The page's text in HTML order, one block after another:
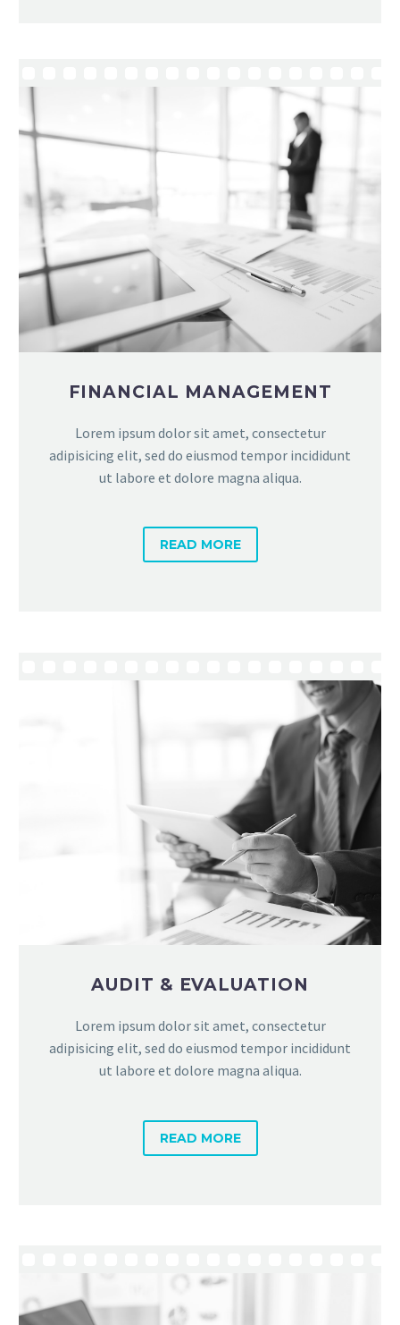
FINANCIAL MANAGEMENT
Lorem ipsum dolor sit amet, consectetur
adipisicing elit, sed do eiusmod tempor incididunt
ut labore et dolore magna aliqua.
READ MORE
AUDIT & EVALUATION
Lorem ipsum dolor sit amet, consectetur
adipisicing elit, sed do eiusmod tempor incididunt
ut labore et dolore magna aliqua.
READ MORE